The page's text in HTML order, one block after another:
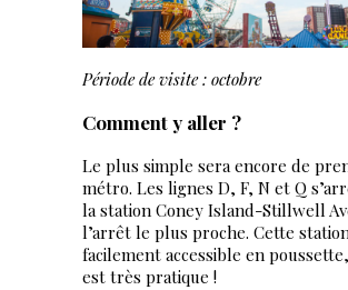
Période de visite : octobre
Comment y aller ?
Le plus simple sera encore de
métro. Les lignes D, F, N et Q
la station Coney Island-Stillwell
l’arrêt le plus proche. Cette
facilement accessible en
est très pratique !